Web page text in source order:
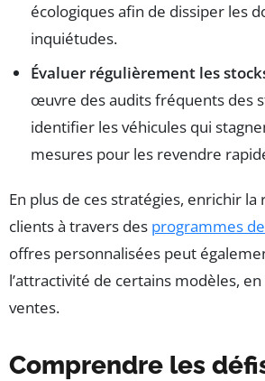
écologiques afin de dissiper les
inquiétudes.
Évaluer régulièrement les
œuvre des audits fréquents des
identifier les véhicules qui
mesures pour les revendre
En plus de ces stratégies, enrichir la
clients à travers des programmes
offres personnalisées peut
l’attractivité de certains modèles,
ventes.
Comprendre les